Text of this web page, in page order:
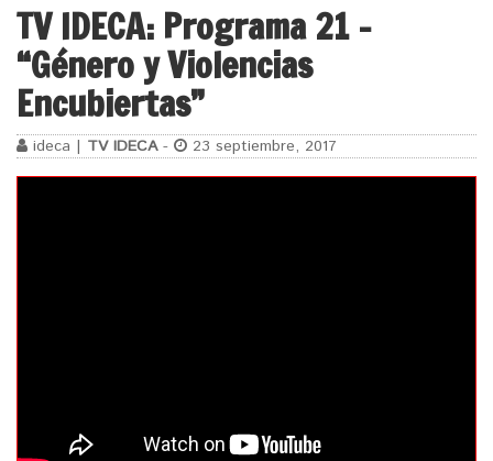
TV IDECA: Programa 21 –
“Género y Violencias
Encubiertas”
ideca | TV IDECA- 23 septiembre, 2017